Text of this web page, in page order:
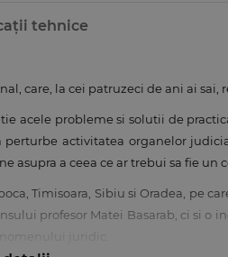
tehnice
care, la cei patruzeci de ani ai
acele probleme si solutii de
activitatea organelor
a ceea ce ar trebui sa fie un
Timisoara, Sibiu si Oradea, pe
profesor Matei Basarab, ci si
juridic.